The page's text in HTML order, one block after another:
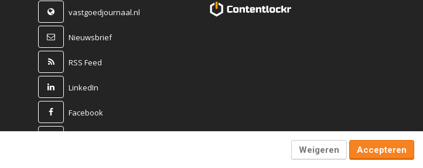
vastgoedjournaal.nl
Nieuwsbrief
RSS Feed
LinkedIn
Facebook
Weigeren Accepteren